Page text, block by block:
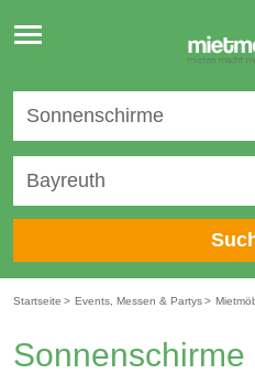
Toggle
navigation
Startseite > Events, Messen & Partys>
Sonnenschirme